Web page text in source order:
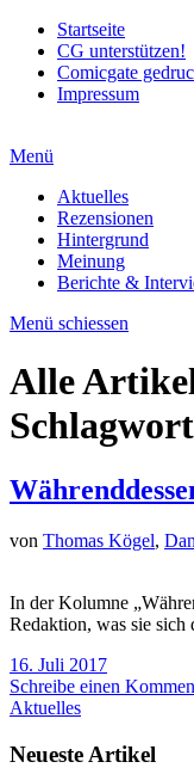
Startseite
CG unterstützen!
Comicgate
Impressum
Menü
Aktuelles
Rezensionen
Hintergrund
Meinung
Berichte &
Menü schiessen
Alle
von Thomas Kögel,
In der Kolumne
Redaktion, was sie sich
16. Juli 2017
Schreibe einen
Aktuelles
Neueste Artikel